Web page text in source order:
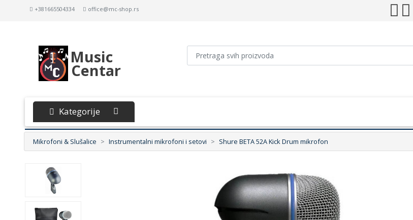
+381665504334 office@mc-shop.rs
Music
Centar
Kategorije
Mikrofoni & Slušalice Instrumentalni mikrofoni i setovi Shure BETA 52A Kick Drum mikrofon